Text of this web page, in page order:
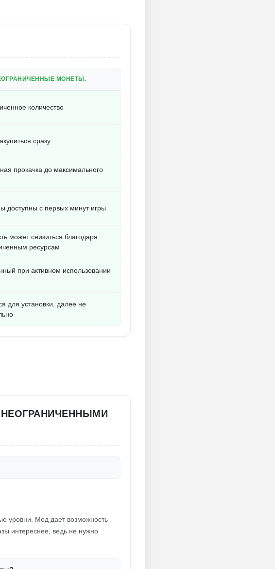
МОНЕТЫ.
количество
сразу
прокачка до максимального
доступны с первых минут игры
может снизиться благодаря
ресурсам
при активном использовании
для установки, далее не
НЕОГРАНИЧЕННЫМИ
уровни. Мод дает возможность
интереснее, ведь не нужно